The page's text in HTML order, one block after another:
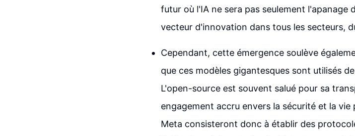
futur où l'IA ne sera pas seulement l'apanage
vecteur d'innovation dans tous les secteurs,
Cependant, cette émergence soulève
que ces modèles gigantesques sont utilisés
L'open-source est souvent salué pour sa
engagement accru envers la sécurité et la
Meta consisteront donc à établir des